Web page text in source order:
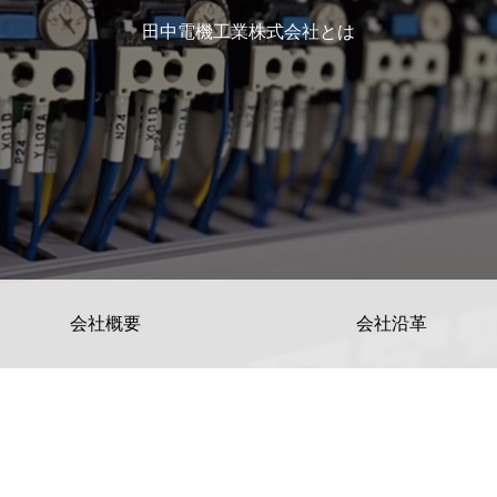
田中電機工業株式会社とは
会社概要 会社沿革